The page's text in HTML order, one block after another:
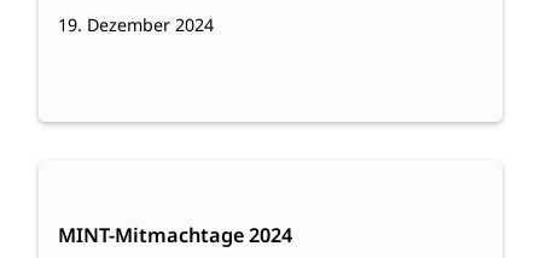
19. Dezember 2024
MINT-Mitmachtage 2024
Mitmachtage